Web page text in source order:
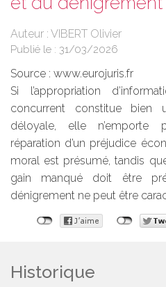
Auteur : VIBERT Olivier
Publié le : 31/03/2026
Source : www.eurojuris.fr
Si l’appropriation
concurrent constitue bien
déloyale, elle n’emporte
réparation d’un préjudice
moral est présumé, tandis
gain manqué doit être
dénigrement ne peut être
Historique